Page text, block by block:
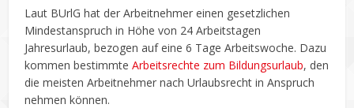
Laut BUrlG hat der Arbeitnehmer einen gesetzlichen
Mindestanspruch in Höhe von 24 Arbeitstagen
Jahresurlaub, bezogen auf eine 6 Tage Arbeitswoche. Dazu
kommen bestimmteArbeitsrechte zum Bildungsurlaub, den
die meisten Arbeitnehmer nach Urlaubsrecht in Anspruch
nehmen können.